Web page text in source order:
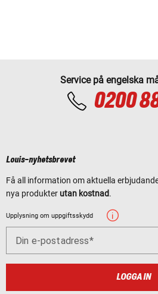
Service på engelska
0200
Louis-nyhetsbrevet
Få all information om aktuella
nya produkter utan kostnad.
Upplysning om uppgiftsskydd
Din e-postadress
LOGGA IN